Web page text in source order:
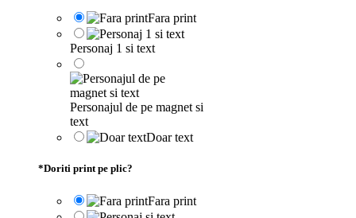
Fara print
Personaj 1 si text
Personajul de pe magnet si
text
Doar text
*Doriti print pe plic?
Fara print